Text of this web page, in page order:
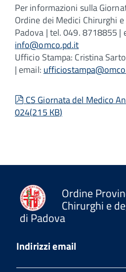
Per informazioni sulla
Ordine dei Medici Chirurghi
Padova | tel. 049. 8718855 |
info@omco.pd.it
Ufficio Stampa: Cristina
| email:
pdf
CS Giornata del Medico
024(215 KB)
Ordine
Chirurghi e
di Padova
Indirizzi email